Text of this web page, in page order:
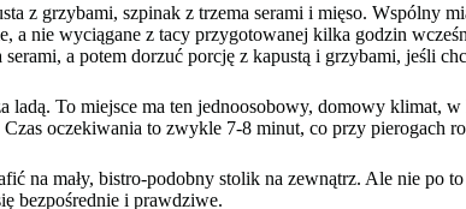
z grzybami, szpinak z trzema serami i mięso. Wspólny
a nie wyciągane z tacy przygotowanej kilka godzin
a potem dorzuć porcję z kapustą i grzybami, jeśli
ladą. To miejsce ma ten jednoosobowy, domowy klimat,
oczekiwania to zwykle 7-8 minut, co przy pierogach
na mały, bistro-podobny stolik na zewnątrz. Ale nie po
bezpośrednie i prawdziwe.